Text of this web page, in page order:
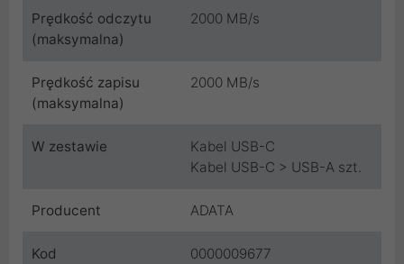
Prędkość odczytu
(maksymalna)
2000 MB/s
Prędkość zapisu
(maksymalna)
2000 MB/s
W zestawie
Kabel USB-C
Kabel USB-C > USB-A szt.
Producent ADATA
Kod 0000009677